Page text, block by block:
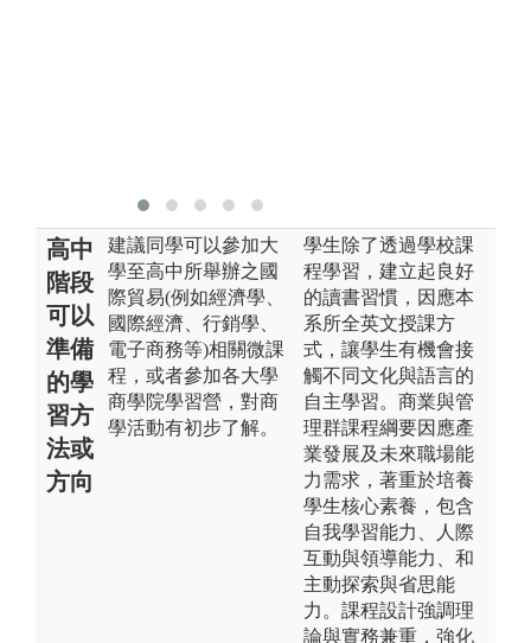
高中
階段
可以
準備
的學
習方
法或
方向
建議同學可以參加大
學至高中所舉辦之國
際貿易(例如經濟學、
國際經濟、行銷學、
電子商務等)相關微課
程，或者參加各大學
商學院學習營，對商
學活動有初步了解。
學生除了透過學校課
程學習，建立起良好
的讀書習慣，因應本
系所全英文授課方
式，讓學生有機會接
觸不同文化與語言的
自主學習。商業與管
理群課程綱要因應產
業發展及未來職場能
力需求，著重於培養
學生核心素養，包含
自我學習能力、人際
互動與領導能力、和
主動探索與省思能
力。課程設計強調理
論與實務兼重，強化